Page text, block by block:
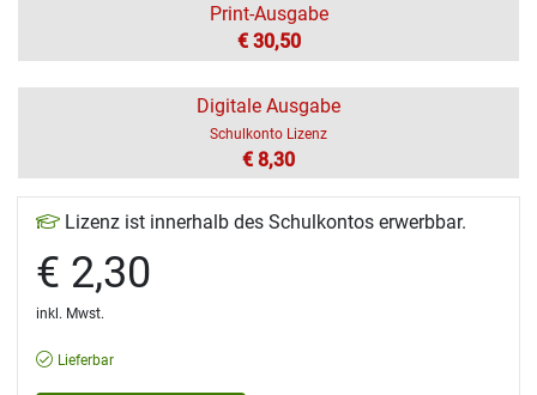
Print-Ausgabe
€ 30,50
Digitale Ausgabe
Schulkonto Lizenz
€ 8,30
Lizenz ist innerhalb des Schulkontos erwerbbar.
€ 2,30
inkl. Mwst.
Lieferbar